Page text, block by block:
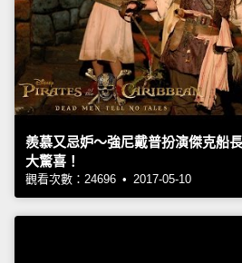
羨慕又忌妒～強尼戴普扮演傑克船
大驚喜！
觀看次數：24696 • 2017-05-10